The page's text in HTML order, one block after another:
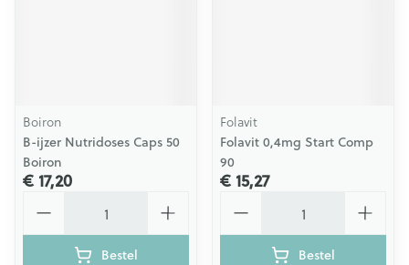
Boiron
B-ijzer Nutridoses Caps 50
Boiron
€ 17,20
Bestel
Folavit
Folavit 0,4mg Start Comp
90
€ 15,27
Bestel